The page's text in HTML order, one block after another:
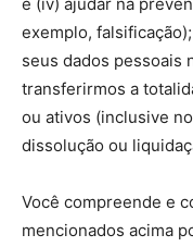
exemplo,
seus dados pessoais
transferirmos a
ou ativos (inclusive
dissolução ou
Você compreende e
mencionados acima